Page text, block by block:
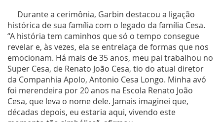
Durante a cerimônia, Garbin destacou a ligação
histórica de sua família com o legado da família Cesa.
“A história tem caminhos que só o tempo consegue
revelar e, às vezes, ela se entrelaça de formas que nos
emocionam. Há mais de 35 anos, meu pai trabalhou no
Super Cesa, de Renato João Cesa, tio do atual diretor
da Companhia Apolo, Antonio Cesa Longo. Minha avó
foi merendeira por 20 anos na Escola Renato João
Cesa, que leva o nome dele. Jamais imaginei que,
décadas depois, eu estaria aqui, vivendo este